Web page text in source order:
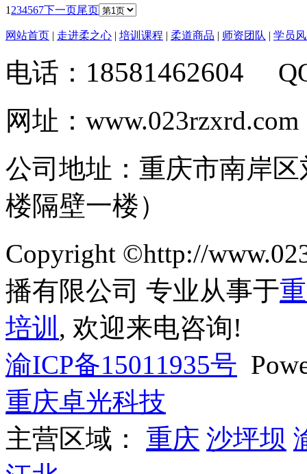
1 234567下一页尾页
网站首页 | 走进柔之心 | 培训课程 | 柔道商品 | 师资团队 | 学员
电话： 18581462604
网址：www.023rzxrd.com
公司地址：重庆市南岸
楼隔壁一楼）
Copyright ©http://
播有限公司 专业从事于
培训 , 欢迎来电咨询!
渝ICP备15011935号
重庆卓光科技
主营区域： 重庆 沙坪坝